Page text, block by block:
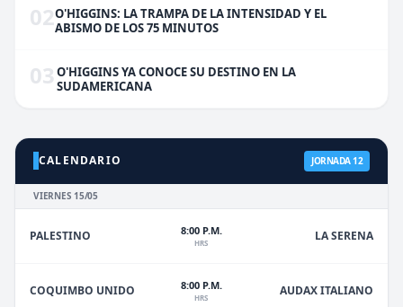
02O'HIGGINS: LA TRAMPA DE LA INTENSIDAD Y EL
ABISMO DE LOS 75 MINUTOS
03 O'HIGGINS YA CONOCE SU DESTINO EN LA
SUDAMERICANA
CALENDARIO JORNADA 12
VIERNES 15/05
PALESTINO 8:00 P.M.
HRS LA SERENA
COQUIMBO UNIDO 8:00 P.M.
HRS AUDAX ITALIANO